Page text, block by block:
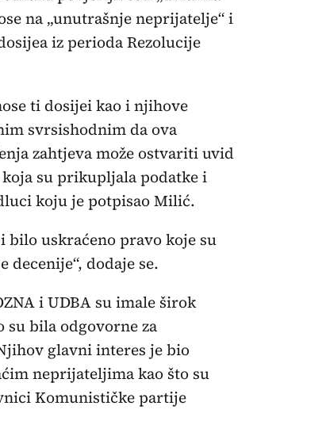
na „unutrašnje neprijatelje“ i
iz perioda Rezolucije
ti dosijei kao i njihove
svrsishodnim da ova
zahtjeva može ostvariti uvid
su prikupljala podatke i
koju je potpisao Milić.
bilo uskraćeno pravo koje su
dodaje se.
i UDBA su imale širok
su bila odgovorne za
glavni interes je bio
neprijateljima kao što su
Komunističke partije